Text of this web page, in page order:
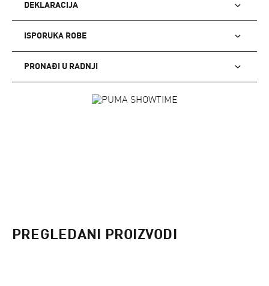
DEKLARACIJA
ISPORUKA ROBE
PRONAĐI U RADNJI
PREGLEDANI PROIZVODI